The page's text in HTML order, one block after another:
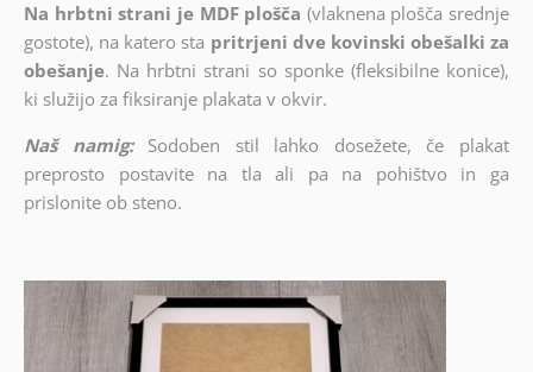
Na hrbtni strani je MDF plošča (vlaknena plošča srednje
gostote), na katero sta pritrjeni dve kovinski obešalki za
obešanje. Na hrbtni strani so sponke (fleksibilne konice),
ki služijo za fiksiranje plakata v okvir.
Naš namig:
Sodoben stil lahko dosežete, če plakat
preprosto postavite na tla ali pa na pohištvo in ga
prislonite ob steno.